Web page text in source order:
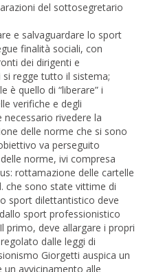
del sottosegretario
e salvaguardare lo sport
finalità sociali, con
dei dirigenti e
regge tutto il sistema;
è quello di “liberare” i
verifiche e degli
rivedere la
delle norme che si sono
va perseguito
norme, ivi compresa
rottamazione delle cartelle
che sono state vittime di
sport dilettantistico deve
sport professionistico
primo, deve allargare i propri
dalle leggi di
Giorgetti auspica un
un avvicinamento alle